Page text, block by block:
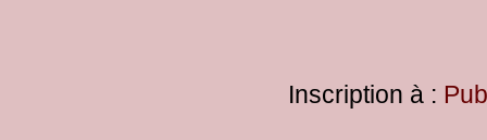
Inscription à :